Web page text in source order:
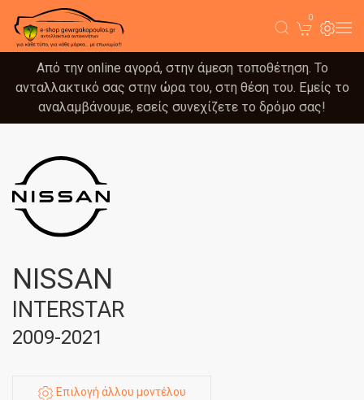
0
Από την online αγορά, στην άμεση τοποθέτηση. Το
ανταλλακτικό σας στην ώρα του, στη θέση του. Εμείς το
αναλαμβάνουμε, εσείς συνεχίζετε το δρόμο σας!
NISSAN
INTERSTAR
2009-2021
Επιλογή άλλου μοντέλου